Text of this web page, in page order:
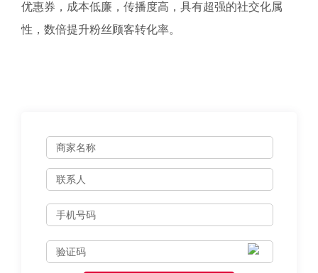
优惠券，成本低廉，传播度高，具有超强的社交化属
性，数倍提升粉丝顾客转化率。